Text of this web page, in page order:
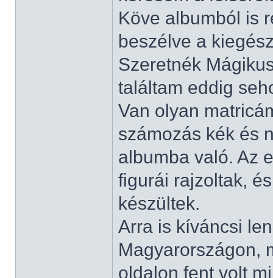
Köve albumból is
beszélve a
Szeretnék
találtam eddig
Van olyan
számozás kék és
albumba való. Az
figurái rajzoltak,
készültek.
Arra is kíváncsi
Magyarországon,
oldalon fent volt